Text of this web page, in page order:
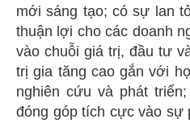
mới sáng tạo; có sự lan
thuận lợi cho các doanh
vào chuỗi giá trị, đầu tư
trị gia tăng cao gắn với
nghiên cứu và phát
đóng góp tích cực vào sự